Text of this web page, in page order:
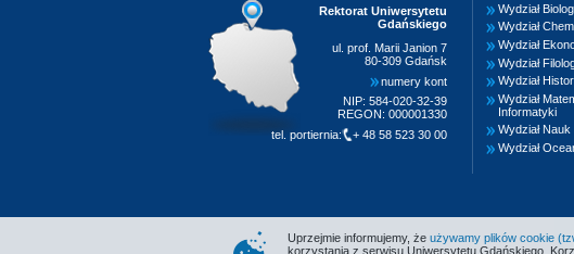
Rektorat Uniwersytetu
Gdańskiego
ul. prof. Marii Janion 7
80-309 Gdańsk
numery kont
NIP: 584-020-32-39
REGON: 000001330
tel. portiernia:
+ 48 58 523 30 00
Wydział
Wydział
Wydział
Wydział
Wydział
Wydział
Informatyki
Wydział
Wydział
Uprzejmie informujemy, że używamy plików cookie
korzystania z serwisu Uniwersytetu Gdańskiego.